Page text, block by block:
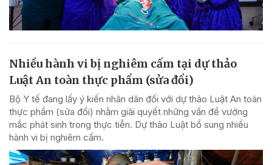
Nhiều hành vi bị nghiêm cấm tại dự thảo
Luật An toàn thực phẩm (sửa đổi)
Bộ Y tế đang lấy ý kiến nhân dân đối với dự thảo Luật An toàn
thực phẩm (sửa đổi) nhằm giải quyết những vấn đề vướng
mắc phát sinh trong thực tiễn. Dự thảo Luật bổ sung nhiều
hành vi bị nghiêm cấm.